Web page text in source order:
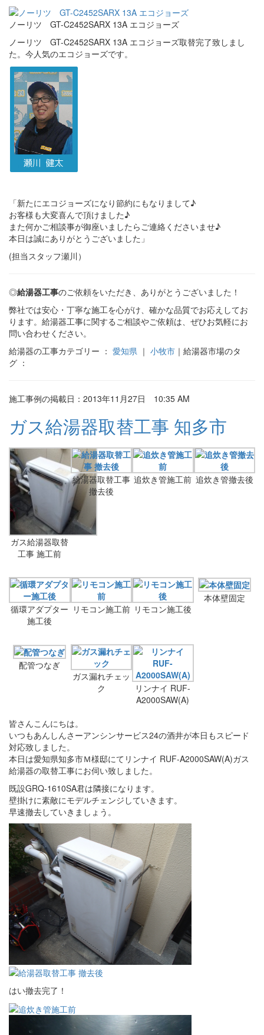
ノーリツ GT-C2452SARX 13A エコジョーズ
ノーリツ GT-C2452SARX 13A エコジョーズ取替完了致しまし
た。今人気のエコジョーズです。
「新たにエコジョーズになり節約にもなりまして♪
お客様も大変喜んで頂けました♪
また何かご相談事が御座いましたらご連絡くださいませ♪
本日は誠にありがとうございました」
(担当スタッフ瀬川）
◎給湯器工事のご依頼をいただき、ありがとうございました！
弊社では安心・丁寧な施工を心がけ、確かな品質でお応えしてお
ります。給湯器工事に関するご相談やご依頼は、ぜひお気軽にお
問い合わせください。
給湯器の工事カテゴリー ： 愛知県 ｜ 小牧市 ｜給湯器市場のタ
グ ：
施工事例の掲載日：2013年11月27日 10:35 AM
ガス給湯器取替工事 知多市
ガス給湯器取替
工事 施工前
給湯器取替工事
撤去後
追炊き管施工前 追炊き管撤去後
循環アダプター
施工後
リモコン施工前 リモコン施工後
本体壁固定
配管つなぎ
ガス漏れチェッ
ク
リンナイ RUF-
A2000SAW(A)
皆さんこんにちは。
いつもあんしんさーアンシンサービス24の酒井が本日もスピード
対応致しました。
本日は愛知県知多市Ｍ様邸にてリンナイ RUF-A2000SAW(A)ガス
給湯器の取替工事にお伺い致しました。
既設GRQ-1610SA君は隣接になります。
壁掛けに素敵にモデルチェンジしていきます。
早速撤去していきましょう。
はい撤去完了！